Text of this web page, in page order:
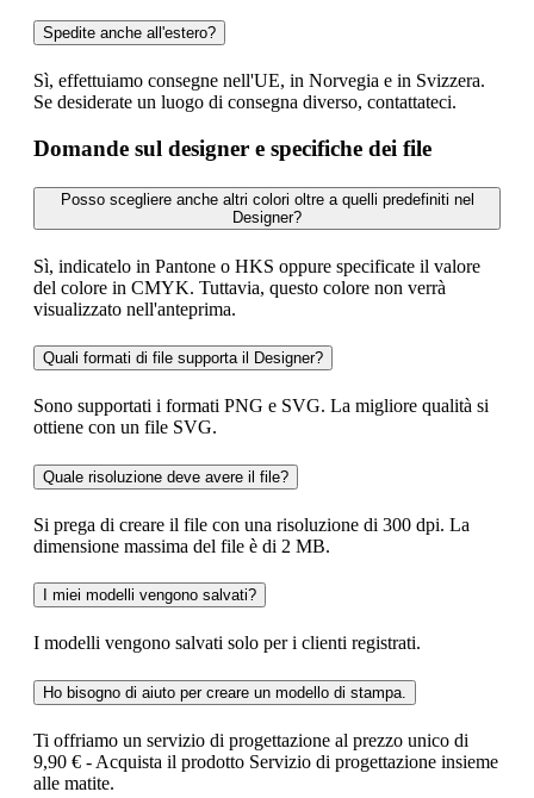
Spedite anche all'estero?
Sì, effettuiamo consegne nell'UE, in Norvegia e in Svizzera.
Se desiderate un luogo di consegna diverso, contattateci.
Domande sul designer e specifiche dei file
Posso scegliere anche altri colori oltre a quelli predefiniti nel
Designer?
Sì, indicatelo in Pantone o HKS oppure specificate il valore
del colore in CMYK. Tuttavia, questo colore non verrà
visualizzato nell'anteprima.
Quali formati di file supporta il Designer?
Sono supportati i formati PNG e SVG. La migliore qualità si
ottiene con un file SVG.
Quale risoluzione deve avere il file?
Si prega di creare il file con una risoluzione di 300 dpi. La
dimensione massima del file è di 2 MB.
I miei modelli vengono salvati?
I modelli vengono salvati solo per i clienti registrati.
Ho bisogno di aiuto per creare un modello di stampa.
Ti offriamo un servizio di progettazione al prezzo unico di
9,90 € - Acquista il prodotto Servizio di progettazione insieme
alle matite.